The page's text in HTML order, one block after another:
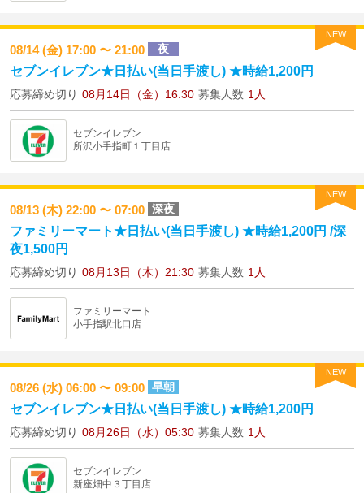
NEW
08/14 (金) 17:00 〜 21:00 夜
セブンイレブン★日払い(当日手渡し) ★時給1,200円
応募締め切り 08月14日（金）16:30 募集人数 1人
セブンイレブン
所沢小手指町１丁目店
NEW
08/13 (木) 22:00 〜 07:00 深夜
ファミリーマート★日払い(当日手渡し) ★時給1,200円 /深
夜1,500円
応募締め切り 08月13日（木）21:30 募集人数 1人
ファミリーマート
小手指駅北口店
NEW
08/26 (水) 06:00 〜 09:00 早朝
セブンイレブン★日払い(当日手渡し) ★時給1,200円
応募締め切り 08月26日（水）05:30 募集人数 1人
セブンイレブン
新座畑中３丁目店